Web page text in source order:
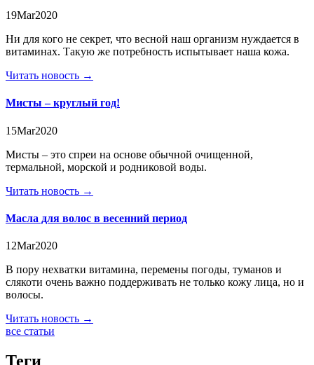
19Mar2020
Ни для кого не секрет, что весной наш организм нуждается в
витаминах. Такую же потребность испытывает наша кожа.
Читать новость →
Мисты – круглый год!
15Mar2020
Мисты – это спреи на основе обычной очищенной,
термальной, морской и родниковой воды.
Читать новость →
Масла для волос в весенний период
12Mar2020
В пору нехватки витамина, перемены погоды, туманов и
слякоти очень важно поддерживать не только кожу лица, но и
волосы.
Читать новость →
все статьи
Теги